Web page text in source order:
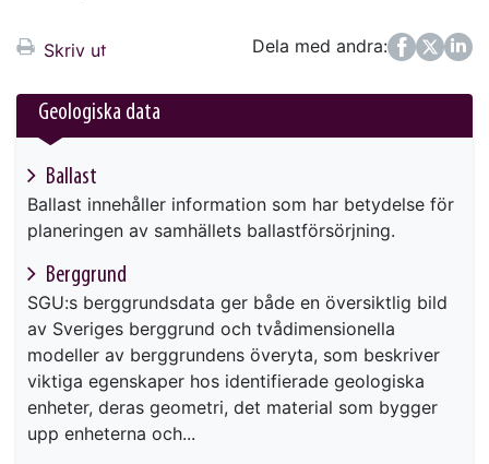
Skriv ut Dela med andra:
FacebookTwitter
LinkedIn
Geologiska data
Ballast
Ballast innehåller information som har betydelse för
planeringen av samhällets ballastförsörjning.
Berggrund
SGU:s berggrundsdata ger både en översiktlig bild
av Sveriges berggrund och tvådimensionella
modeller av berggrundens överyta, som beskriver
viktiga egenskaper hos identifierade geologiska
enheter, deras geometri, det material som bygger
upp enheterna och...